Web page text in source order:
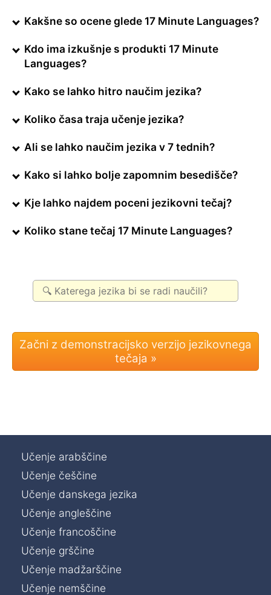
Kakšne so ocene glede 17 Minute Languages?
Kdo ima izkušnje s produkti 17 Minute
Languages?
Kako se lahko hitro naučim jezika?
Koliko časa traja učenje jezika?
Ali se lahko naučim jezika v 7 tednih?
Kako si lahko bolje zapomnim besedišče?
Kje lahko najdem poceni jezikovni tečaj?
Koliko stane tečaj 17 Minute Languages?
Učenje arabščine
Učenje češčine
Učenje danskega jezika
Učenje angleščine
Učenje francoščine
Učenje grščine
Učenje madžarščine
Učenje nemščine